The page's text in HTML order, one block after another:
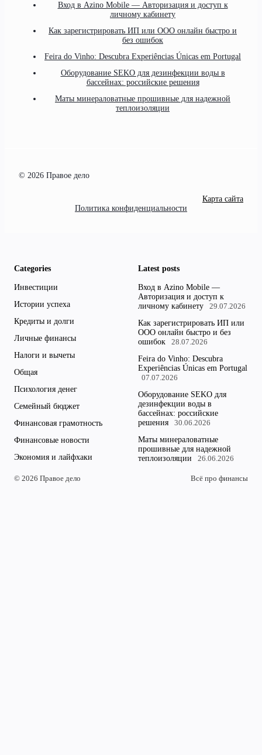
Вход в Azino Mobile — Авторизация и доступ к
личному кабинету
Как зарегистрировать ИП или ООО онлайн быстро и
без ошибок
Feira do Vinho: Descubra Experiências Únicas em Portugal
Оборудование SEKO для дезинфекции воды в
бассейнах: российские решения
Маты минераловатные прошивные для надежной
теплоизоляции
© 2026 Правое дело
Карта сайта
Политика конфиденциальности
Categories
Инвестиции
Истории успеха
Кредиты и долги
Личные финансы
Налоги и вычеты
Общая
Психология денег
Семейный бюджет
Финансовая грамотность
Финансовые новости
Экономия и лайфхаки
Latest posts
Вход в Azino Mobile —
Авторизация и доступ к
личному кабинету
29.07.2026
Как зарегистрировать ИП или
ООО онлайн быстро и без
ошибок
28.07.2026
Feira do Vinho: Descubra
Experiências Únicas em Portugal
07.07.2026
Оборудование SEKO для
дезинфекции воды в
бассейнах: российские
решения
30.06.2026
Маты минераловатные
прошивные для надежной
теплоизоляции
26.06.2026
© 2026 Правое дело Всё про финансы